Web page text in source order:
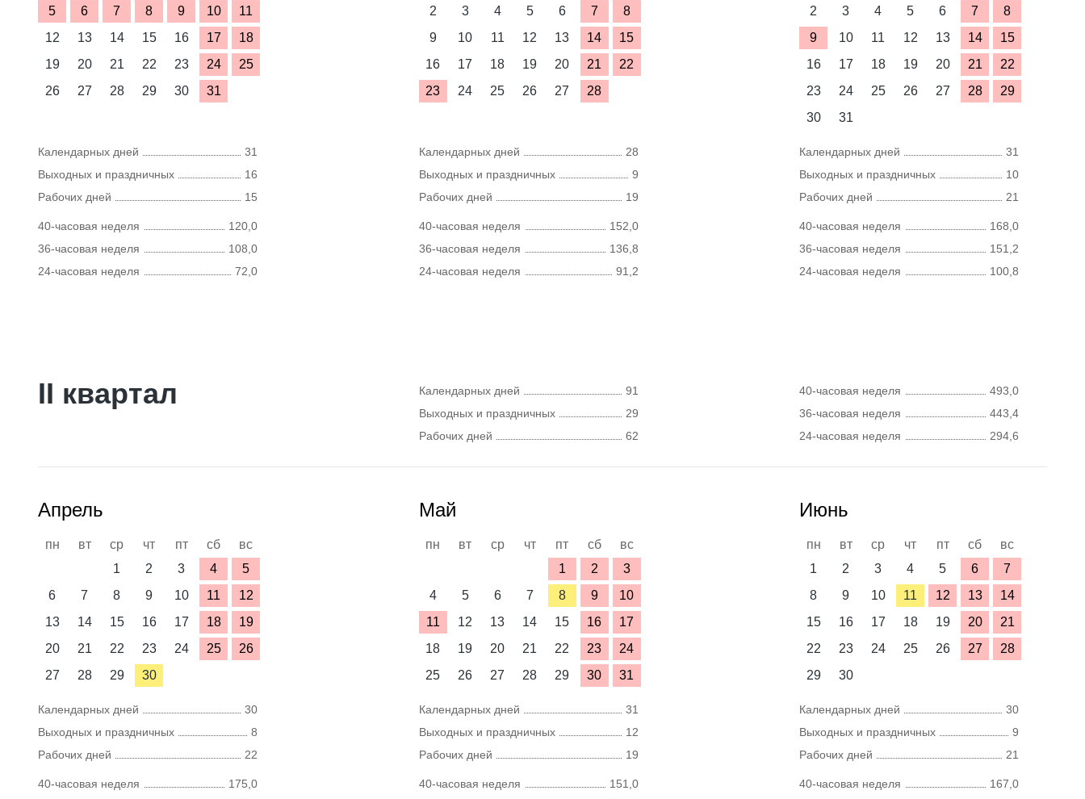
5
6 7 8 9 10
11
12
13 14 15 16 17
18
19
20 21 22 23 24
25
26
27 28 29 30 31
Календарных дней
31
Выходных и праздничных
16
Рабочих дней
15
40-часовая неделя
120,0
36-часовая неделя
108,0
24-часовая неделя
72,0
2
3 4 5 6 7
8
9
10 11 12 13 14
15
16
17 18 19 20 21
22
23
24 25 26 27 28
Календарных дней
28
Выходных и праздничных
9
Рабочих дней
19
40-часовая неделя
152,0
36-часовая неделя
136,8
24-часовая неделя
91,2
2
3 4 5 6 7
8
9
10 11 12 13 14
15
16
17 18 19 20 21
22
23
24 25 26 27 28
29
30
31
Календарных дней
31
Выходных и праздничных
10
Рабочих дней
21
40-часовая неделя
168,0
36-часовая неделя
151,2
24-часовая неделя
100,8
II квартал Календарных дней
91
Выходных и праздничных
29
Рабочих дней
62
40-часовая неделя
493,0
36-часовая неделя
443,4
24-часовая неделя
294,6
Апрель
пн вт ср чт пт сб
вс
1
2 3 4
5
6
7 8 9 10 11
12
13
14 15 16 17 18
19
20
21 22 23 24 25
26
27
28 29 30
Календарных дней
30
Выходных и праздничных
8
Рабочих дней
22
40-часовая неделя
175,0
Май
пн вт ср чт пт сб
вс
1
2
3
4
5 6 7 8 9
10
11
12 13 14 15 16
17
18
19 20 21 22 23
24
25
26 27 28 29 30 31
Календарных дней
31
Выходных и праздничных
12
Рабочих дней
19
40-часовая неделя
151,0
Июнь
пн вт ср чт пт сб
вс
1
2 3 4 5 6
7
8
9 10 11 12 13
14
15
16 17 18 19 20
21
22
23 24 25 26 27
28
29
30
Календарных дней
30
Выходных и праздничных
9
Рабочих дней
21
40-часовая неделя
167,0